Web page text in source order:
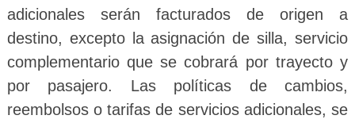
adicionales serán facturados de origen a
destino, excepto la asignación de silla, servicio
complementario que se cobrará por trayecto y
por pasajero. Las políticas de cambios,
reembolsos o tarifas de servicios adicionales, se